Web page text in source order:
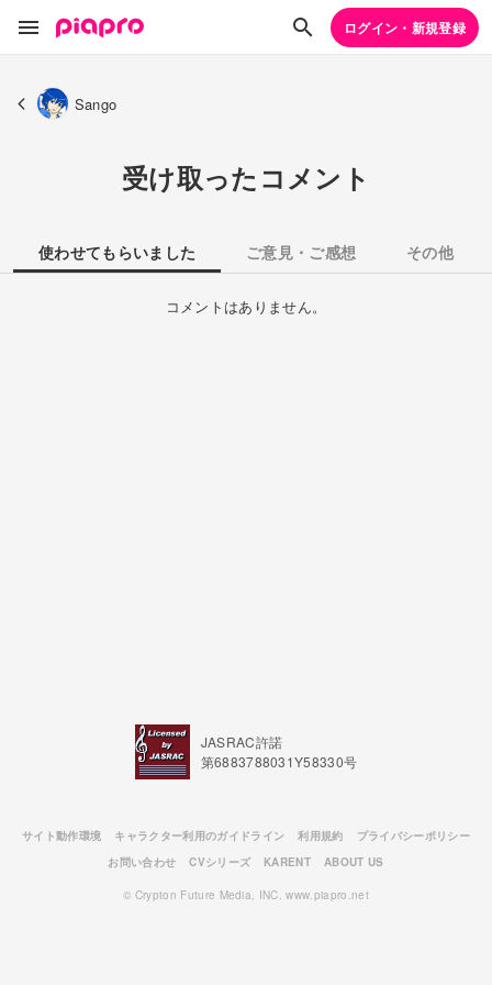
ログイン・新規登録
Sango
受け取ったコメント
使わせてもらいました ご意見・ご感想 その他
コメントはありません。
JASRAC許諾
第6883788031Y58330号
サイト動作環境 キャラクター利用のガイドライン 利用規約
プライバシーポリシー
お問い合わせ
CVシリーズ KARENT ABOUT US
© Crypton Future Media, INC. www.piapro.net